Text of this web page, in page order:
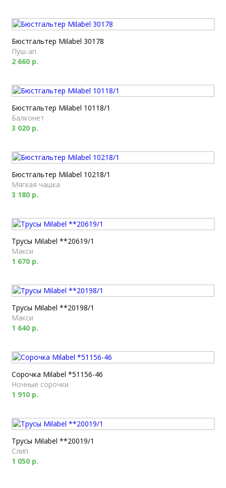
Бюстгальтер Milabel 30178
Пуш-ап
2 660 р.
Бюстгальтер Milabel 10118/1
Балконет
3 020 р.
Бюстгальтер Milabel 10218/1
Мягкая чашка
3 180 р.
Трусы Milabel **20619/1
Макси
1 670 р.
Трусы Milabel **20198/1
Макси
1 640 р.
Сорочка Milabel *51156-46
Ночные сорочки
1 910 р.
Трусы Milabel **20019/1
Слип
1 050 р.